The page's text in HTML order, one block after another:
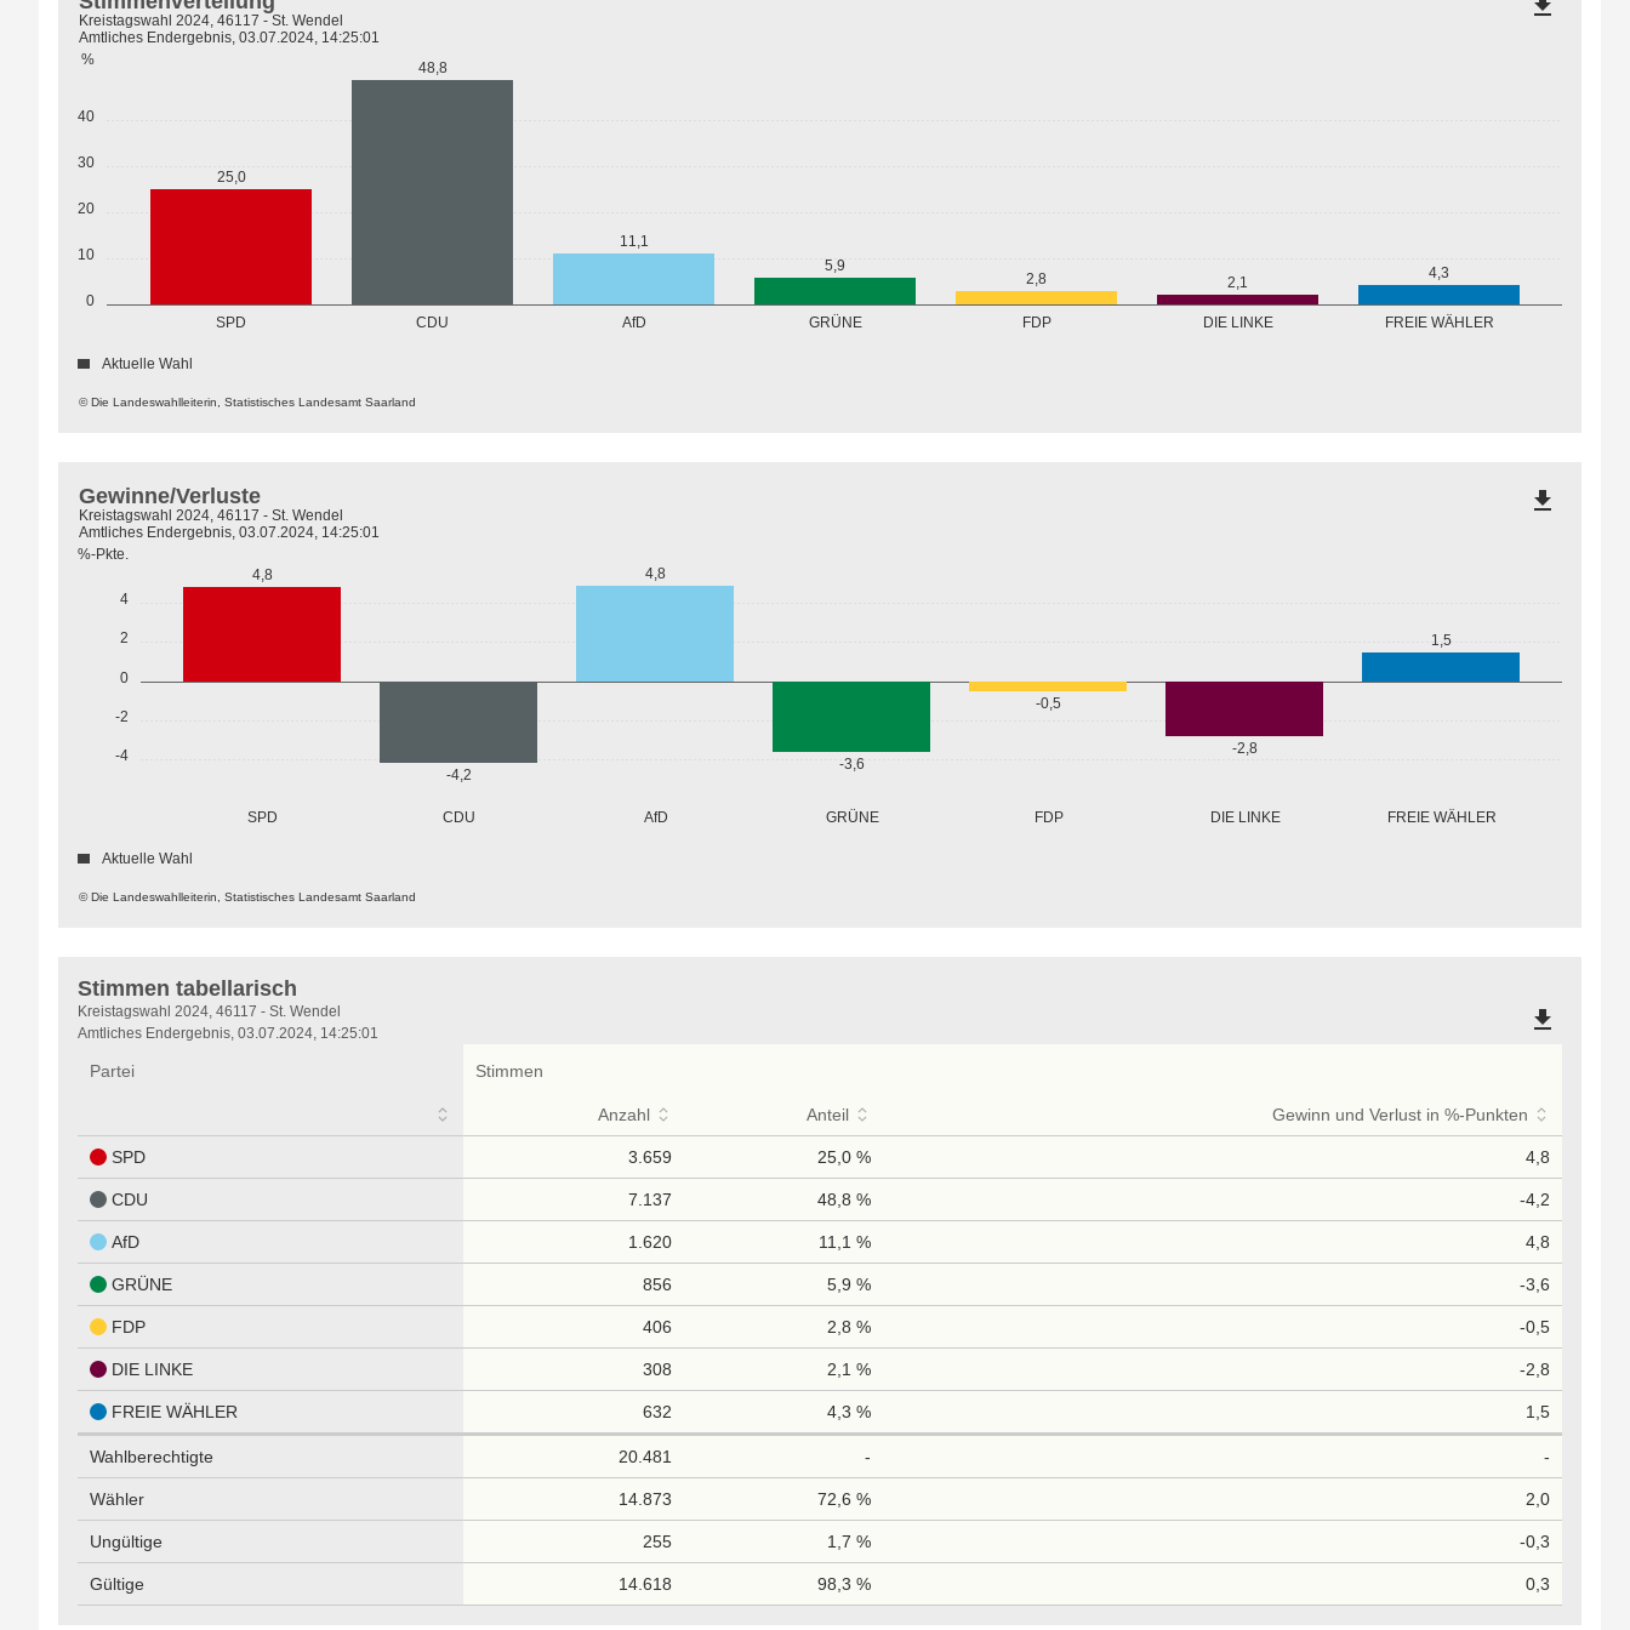
0
10
20
30
40
%
SPD CDU AfD GRÜNE FDP DIE LINKE FREIE WÄHLER
25,0
48,8
11,1
5,9
2,8 2,1
4,3
© Die Landeswahlleiterin, Statistisches Landesamt Saarland
Kreistagswahl 2024, 46117 - St. Wendel
Amtliches Endergebnis, 03.07.2024, 14:25:01
Aktuelle Wahl
file_download
-4
-2
0
2
4
%-Pkte.
SPD CDU AfD GRÜNE FDP DIE LINKE FREIE WÄHLER
4,8
-4,2
4,8
-3,6
-0,5
-2,8
1,5
© Die Landeswahlleiterin, Statistisches Landesamt Saarland
Gewinne/Verluste
Kreistagswahl 2024, 46117 - St. Wendel
Amtliches Endergebnis, 03.07.2024, 14:25:01
Aktuelle Wahl
file_download
Stimmen tabellarisch
Stimmen
tabellarisch
Kreistagswahl 2024, 46117 - St. Wendel
Amtliches Endergebnis, 03.07.2024, 14:25:01
file_download
Partei Stimmen
Anzahl Anteil Gewinn und Verlust in %-Punkten
SPD 3.659 25,0 % 4,8
CDU 7.137 48,8 % -4,2
AfD 1.620 11,1 % 4,8
GRÜNE 856 5,9 % -3,6
FDP 406 2,8 % -0,5
DIE LINKE 308 2,1 % -2,8
FREIE WÄHLER 632 4,3 % 1,5
Wahlberechtigte 20.481 - -
Wähler 14.873 72,6 % 2,0
Ungültige 255 1,7 % -0,3
Gültige 14.618 98,3 % 0,3